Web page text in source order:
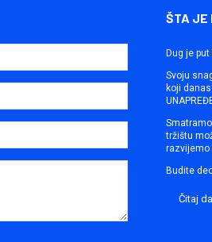
ŠTA JE
Dug je
Svoju
koji danas
tržištu
razvijemo
Budite
Čitaj